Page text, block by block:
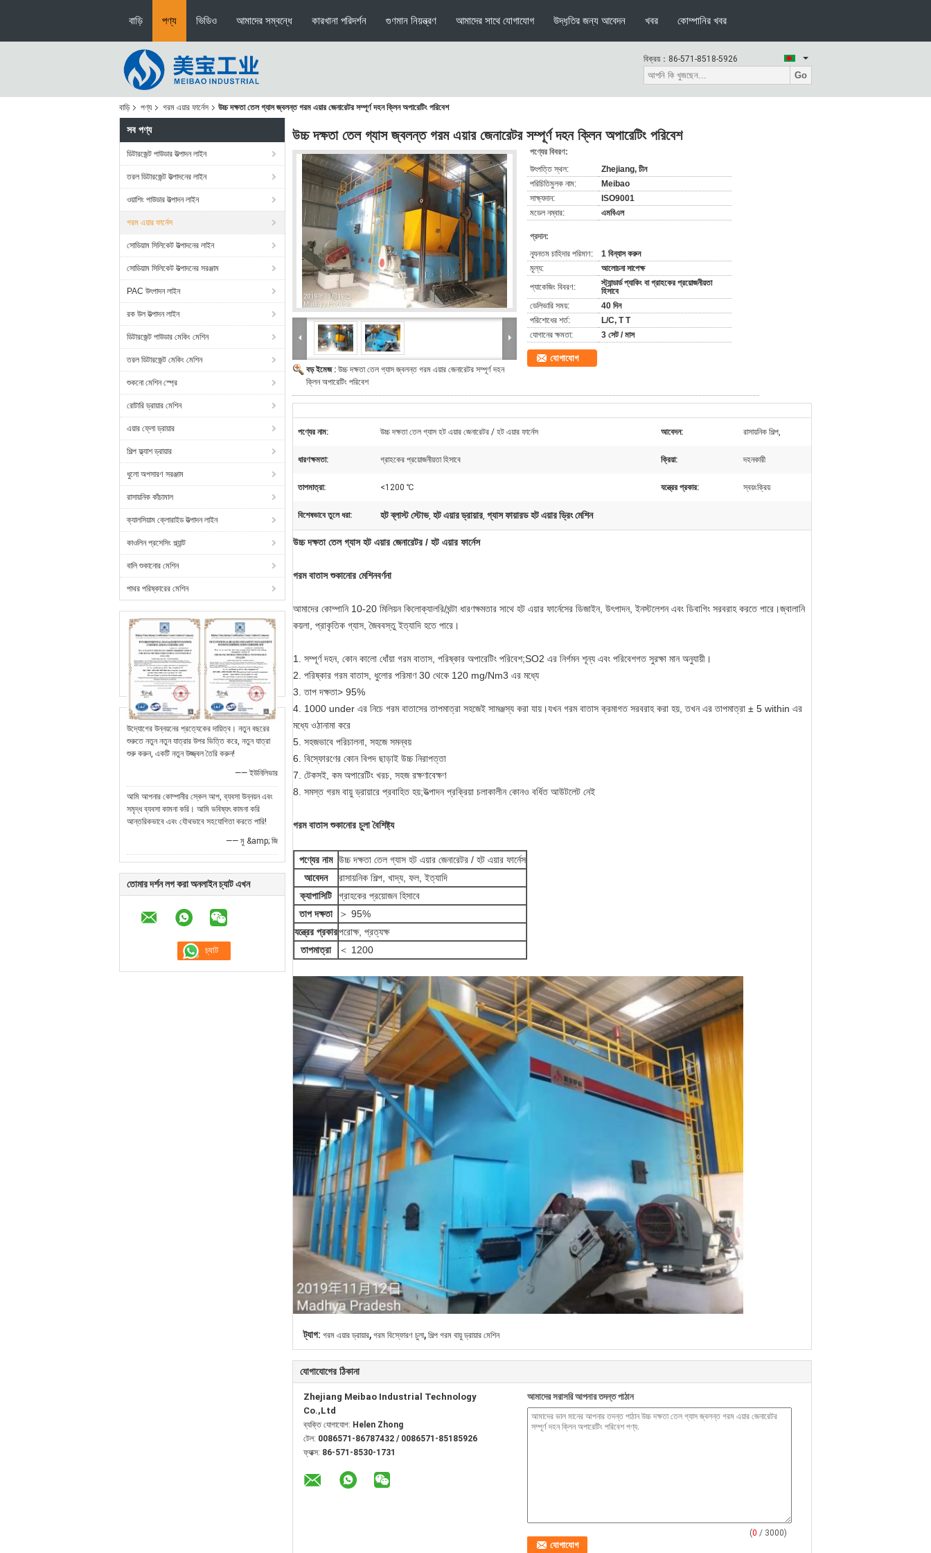
বাড়ি পণ্য ভিডিও আমাদের সম্বন্ধে কারখানা পরিদর্শন গুণমান নিয়ন্ত্রণ আমাদের সাথে যোগাযোগ উদ্ধৃতির জন্য আবেদন খবর কোম্পানির খবর
বিক্রয়： 86-571-8518-5926
Go
বাড়ি পণ্য গরম এয়ার ফার্নেস উচ্চ দক্ষতা তেল গ্যাস জ্বলন্ত গরম এয়ার জেনারেটর সম্পূর্ণ দহন ক্লিন অপারেটিং পরিবেশ
সব পণ্য
ডিটারজেন্ট পাউডার উত্পাদন লাইন
তরল ডিটারজেন্ট উত্পাদনের লাইন
ওয়াশিং পাউডার উত্পাদন লাইন
গরম এয়ার ফার্নেস
সোডিয়াম সিলিকেট উত্পাদনের লাইন
সোডিয়াম সিলিকেট উত্পাদনের সরঞ্জাম
PAC উৎপাদন লাইন
রক উল উত্পাদন লাইন
ডিটারজেন্ট পাউডার মেকিং মেশিন
তরল ডিটারজেন্ট মেকিং মেশিন
শুকনো মেশিন স্প্রে
রোটারি ড্রায়ার মেশিন
এয়ার ফ্লো ড্রায়ার
শিল্প ফ্ল্যাশ ড্রায়ার
ধুলো অপসারণ সরঞ্জাম
রাসায়নিক কাঁচামাল
ক্যালসিয়াম ক্লোরাইড উত্পাদন লাইন
কাওলিন প্রসেসিং প্ল্যান্ট
বালি শুকানোর মেশিন
পাথর পরিষ্কারের মেশিন
উদ্যোগের উন্নয়নের প্রত্যেকের দায়িত্ব। নতুন বছরের
শুরুতে নতুন নতুন যাত্রার উপর ভিত্তি করে, নতুন যাত্রা
শুরু করুন, একটি নতুন উজ্জ্বল তৈরি করুন!
—— ইউনিলিভার
আমি আপনার কোম্পানীর স্কেল আপ, ব্যবসা উন্নয়ন এবং
সমৃদ্ধ ব্যবসা কামনা করি। আমি ভবিষ্যৎ কামনা করি
আন্তরিকভাবে এবং যৌথভাবে সহযোগিতা করতে পারি!
—— মু &amp; জি
তোমার দর্শন লগ করা অনলাইন চ্যাট এখন
উচ্চ দক্ষতা তেল গ্যাস জ্বলন্ত গরম এয়ার জেনারেটর সম্পূর্ণ দহন ক্লিন অপারেটিং পরিবেশ
বড় ইমেজ : উচ্চ দক্ষতা তেল গ্যাস জ্বলন্ত গরম এয়ার জেনারেটর সম্পূর্ণ দহন
ক্লিন অপারেটিং পরিবেশ
পণ্যের বিবরণ:
উৎপত্তি স্থল:
Zhejiang, চীন
পরিচিতিমুলক নাম:
Meibao
সাক্ষ্যদান:
ISO9001
মডেল নম্বার:
এমবিএল
প্রদান:
ন্যূনতম চাহিদার পরিমাণ:
1 বিন্যাস করুন
মূল্য:
আলোচনা সাপেক্ষ
প্যাকেজিং বিবরণ:
স্ট্যান্ডার্ড প্যাকিং বা গ্রাহকের প্রয়োজনীয়তা
হিসাবে
ডেলিভারি সময়:
40 দিন
পরিশোধের শর্ত:
L/C, T T
যোগানের ক্ষমতা:
3 সেট / মাস
যোগাযোগ
পণ্যের নাম: উচ্চ দক্ষতা তেল গ্যাস হট এয়ার জেনারেটর / হট এয়ার ফার্নেস আবেদন: রাসায়নিক শিল্প,
ধারণক্ষমতা: গ্রাহকের প্রয়োজনীয়তা হিসাবে ক্রিয়া: দহনকারী
তাপমাত্রা: <1200 ℃ যন্ত্রের প্রকার: স্বয়ংক্রিয়
বিশেষভাবে তুলে ধরা: হট ব্লাস্ট স্টোভ, হট এয়ার ড্রায়ার, গ্যাস ফায়ারড হট এয়ার ড্রিং মেশিন
উচ্চ দক্ষতা তেল গ্যাস হট এয়ার জেনারেটর / হট এয়ার ফার্নেস
গরম বাতাস শুকানোর মেশিনবর্ণনা
আমাদের কোম্পানি 10-20 মিলিয়ন কিলোক্যালরি/ঘন্টা ধারণক্ষমতার সাথে হট এয়ার ফার্নেসের ডিজাইন, উৎপাদন, ইনস্টলেশন এবং ডিবাগিং সরবরাহ করতে পারে।জ্বালানি
কয়লা, প্রাকৃতিক গ্যাস, জৈববস্তু ইত্যাদি হতে পারে।
1. সম্পূর্ণ দহন, কোন কালো ধোঁয়া গরম বাতাস, পরিষ্কার অপারেটিং পরিবেশ;SO2 এর নির্গমন শূন্য এবং পরিবেশগত সুরক্ষা মান অনুযায়ী।
2. পরিষ্কার গরম বাতাস, ধুলোর পরিমাণ 30 থেকে 120 mg/Nm3 এর মধ্যে
3. তাপ দক্ষতা> 95%
4. 1000 under এর নিচে গরম বাতাসের তাপমাত্রা সহজেই সামঞ্জস্য করা যায়।যখন গরম বাতাস ক্রমাগত সরবরাহ করা হয়, তখন এর তাপমাত্রা ± 5 within এর
মধ্যে ওঠানামা করে
5. সহজভাবে পরিচালনা, সহজে সমন্বয়
6. বিস্ফোরণের কোন বিপদ ছাড়াই উচ্চ নিরাপত্তা
7. টেকসই, কম অপারেটিং খরচ, সহজ রক্ষণাবেক্ষণ
8. সমস্ত গরম বায়ু ড্রায়ারে প্রবাহিত হয়;উত্পাদন প্রক্রিয়া চলাকালীন কোনও বর্ধিত আউটলেট নেই
গরম বাতাস শুকানোর চুলাবৈশিষ্ট্য
পণ্যের নাম উচ্চ দক্ষতা তেল গ্যাস হট এয়ার জেনারেটর / হট এয়ার ফার্নেস
আবেদন
রাসায়নিক শিল্প, খাদ্য, ফল, ইত্যাদি
ক্যাপাসিটি
গ্রাহকের প্রয়োজন হিসাবে
তাপ দক্ষতা
＞ 95%
যন্ত্রের প্রকারপরোক্ষ, প্রত্যক্ষ
তাপমাত্রা
＜ 1200
ট্যাগ: গরম এয়ার ড্রায়ার, গরম বিস্ফোরণ চুলা, শিল্প গরম বায়ু ড্রায়ার মেশিন
যোগাযোগের ঠিকানা
Zhejiang Meibao Industrial Technology
Co.,Ltd
ব্যক্তি যোগাযোগ: Helen Zhong
টেল: 0086571-86787432 / 0086571-85185926
ফ্যাক্স: 86-571-8530-1731
আমাদের সরাসরি আপনার তদন্ত পাঠান
(0 / 3000)